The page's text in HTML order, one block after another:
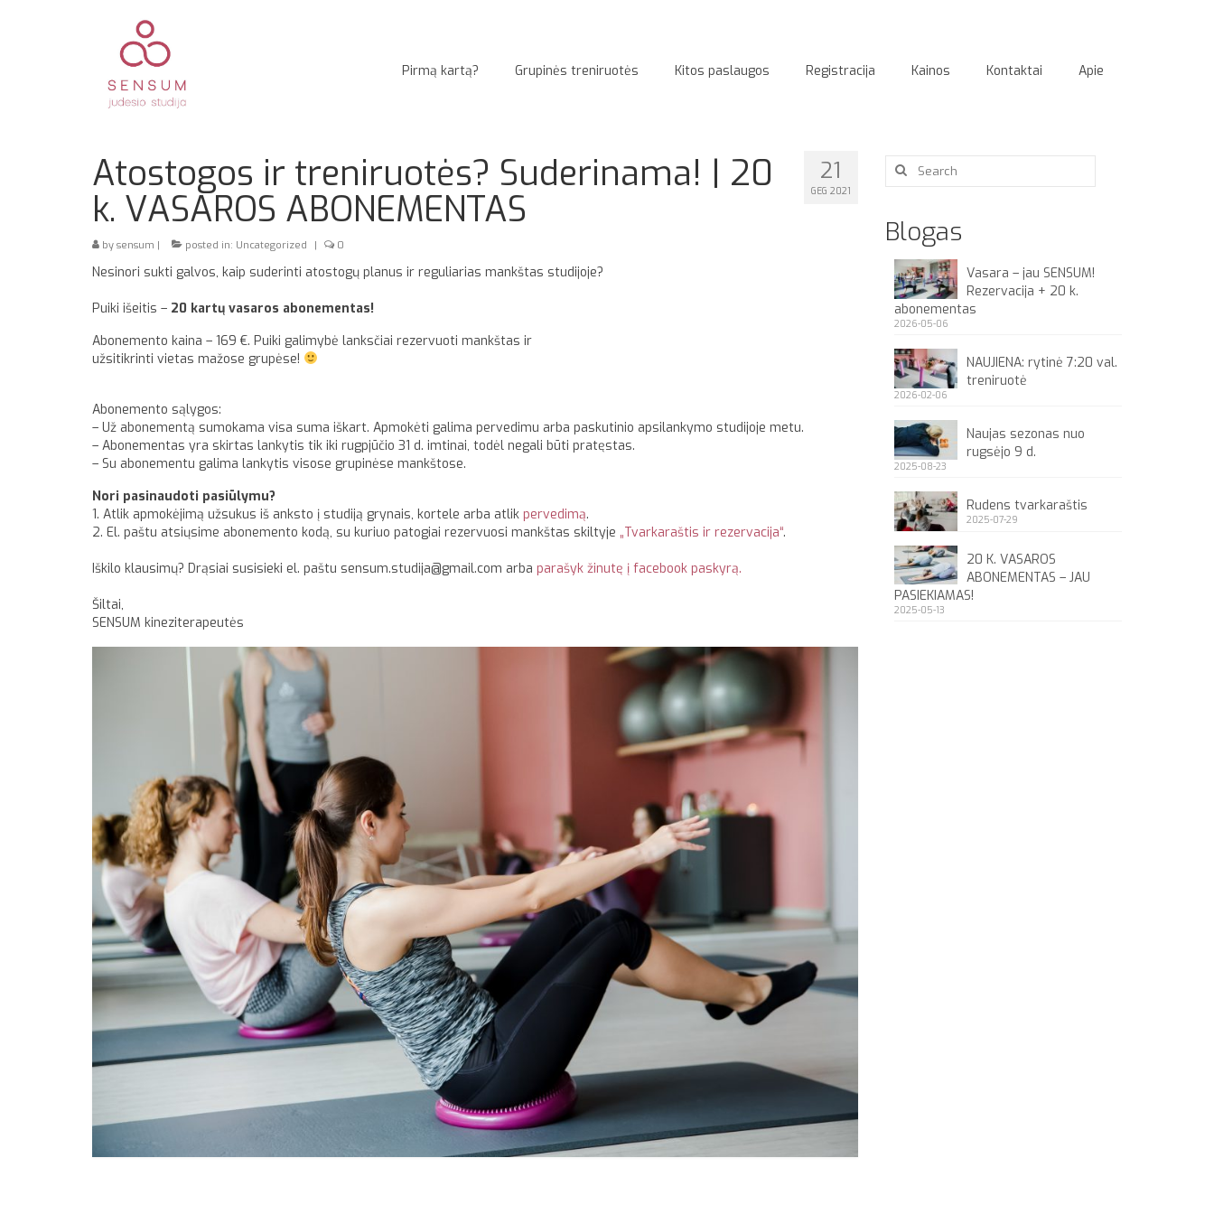
Pirmą kartą? Grupinės treniruotės Kitos paslaugos Registracija Kainos Kontaktai Apie
21
GEG 2021
Atostogos ir treniruotės? Suderinama! | 20
k. VASAROS ABONEMENTAS
by sensum | posted in: Uncategorized | 0
Nesinori sukti galvos, kaip suderinti atostogų planus ir reguliarias mankštas studijoje?
Puiki išeitis – 20 kartų vasaros abonementas!
Abonemento kaina – 169 €. Puiki galimybė lanksčiai rezervuoti mankštas ir
užsitikrinti vietas mažose grupėse!
Abonemento sąlygos:
– Už abonementą sumokama visa suma iškart. Apmokėti galima pervedimu arba paskutinio apsilankymo studijoje metu.
– Abonementas yra skirtas lankytis tik iki rugpjūčio 31 d. imtinai, todėl negali būti pratęstas.
– Su abonementu galima lankytis visose grupinėse mankštose.
Nori pasinaudoti pasiūlymu?
1. Atlik apmokėjimą užsukus iš anksto į studiją grynais, kortele arba atlik pervedimą.
2. El. paštu atsiųsime abonemento kodą, su kuriuo patogiai rezervuosi mankštas skiltyje „Tvarkaraštis ir rezervacija“.
Iškilo klausimų? Drąsiai susisieki el. paštu sensum.studija@gmail.com arba parašyk žinutę į facebook paskyrą.
Šiltai,
SENSUM kineziterapeutės
Search
for:
Blogas
Vasara – jau SENSUM!
Rezervacija + 20 k.
abonementas
2026-05-06
NAUJIENA: rytinė 7:20 val.
treniruotė
2026-02-06
Naujas sezonas nuo
rugsėjo 9 d.
2025-08-23
Rudens tvarkaraštis
2025-07-29
20 K. VASAROS
ABONEMENTAS – JAU
PASIEKIAMAS!
2025-05-13